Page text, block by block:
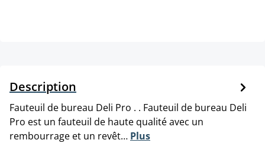
Description
Fauteuil de bureau Deli Pro . . Fauteuil de bureau Deli
Pro est un fauteuil de haute qualité avec un
rembourrage et un revêt… Plus